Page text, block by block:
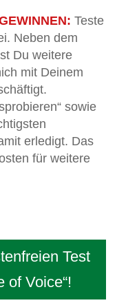
Teste
Neben dem
Du weitere
mit Deinem
sowie
erledigt. Das
für weitere
Test
of Voice“!